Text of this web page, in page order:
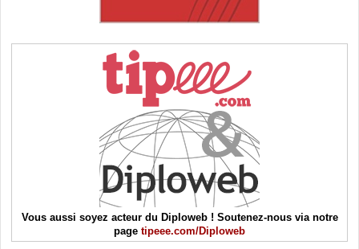
Vous aussi soyez acteur du Diploweb ! Soutenez-nous via notre
page tipeee.com/Diploweb